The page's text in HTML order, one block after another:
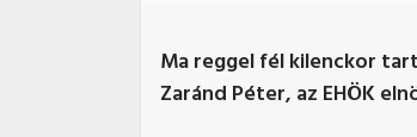
Ma reggel fél kilenckor
Zaránd Péter, az EHÖK